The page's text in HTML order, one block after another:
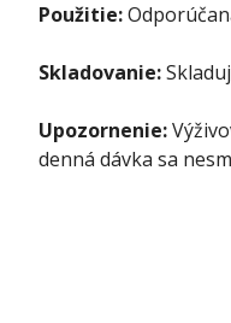
Použitie:
Skladovanie:
Upozornenie:
denná dávka sa